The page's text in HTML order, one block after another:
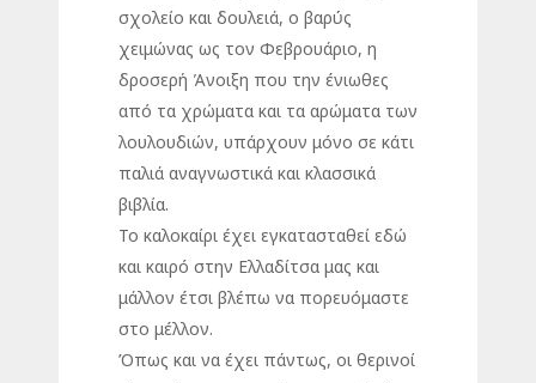
σχολείο και δουλειά, ο βαρύς
χειμώνας ως τον Φεβρουάριο, η
δροσερή Άνοιξη που την ένιωθες
από τα χρώματα και τα αρώματα των
λουλουδιών, υπάρχουν μόνο σε κάτι
παλιά αναγνωστικά και κλασσικά
βιβλία.
Το καλοκαίρι έχει εγκατασταθεί εδώ
και καιρό στην Ελλαδίτσα μας και
μάλλον έτσι βλέπω να πορευόμαστε
στο μέλλον.
Όπως και να έχει πάντως, οι θερινοί